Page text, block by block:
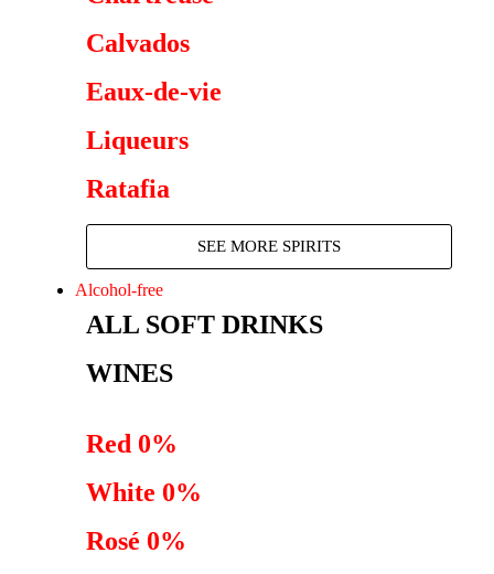
Calvados
Eaux-de-vie
Liqueurs
Ratafia
SEE MORE SPIRITS
Alcohol-free
ALL SOFT DRINKS
WINES
Red 0%
White 0%
Rosé 0%